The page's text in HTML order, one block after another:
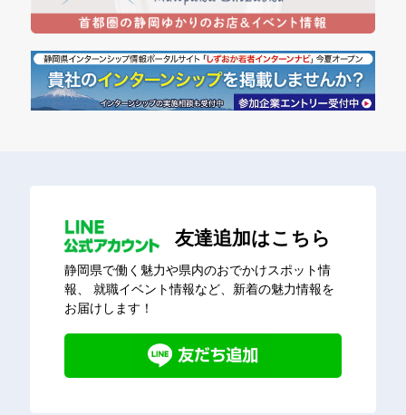
友達追加はこちら
静岡県で働く魅力や県内のおでかけスポット情
報、
就職イベント情報など、新着の魅力情報を
お届けします！